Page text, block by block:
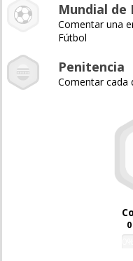
Mundial de
Comentar una
Fútbol
Penitencia
Comentar cada